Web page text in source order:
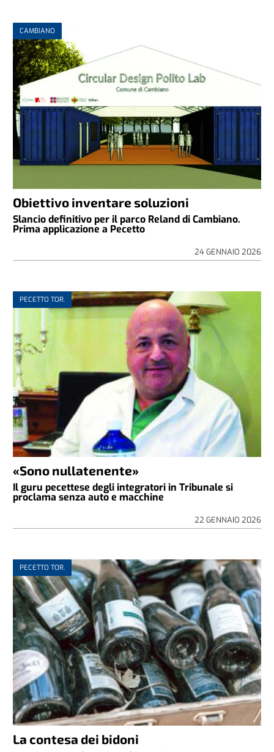
CAMBIANO
Obiettivo inventare soluzioni
Slancio definitivo per il parco Reland di Cambiano.
Prima applicazione a Pecetto
24 GENNAIO 2026
PECETTO TOR.
«Sono nullatenente»
Il guru pecettese degli integratori in Tribunale si
proclama senza auto e macchine
22 GENNAIO 2026
PECETTO TOR.
La contesa dei bidoni